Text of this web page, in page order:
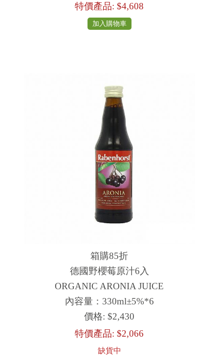
特價產品: $4,608
加入購物車
箱購85折
德國野櫻莓原汁6入
ORGANIC ARONIA JUICE
內容量：330ml±5%*6
價格: $2,430
特價產品: $2,066
缺貨中